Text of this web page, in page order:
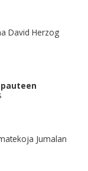
David Herzog
Jumalan